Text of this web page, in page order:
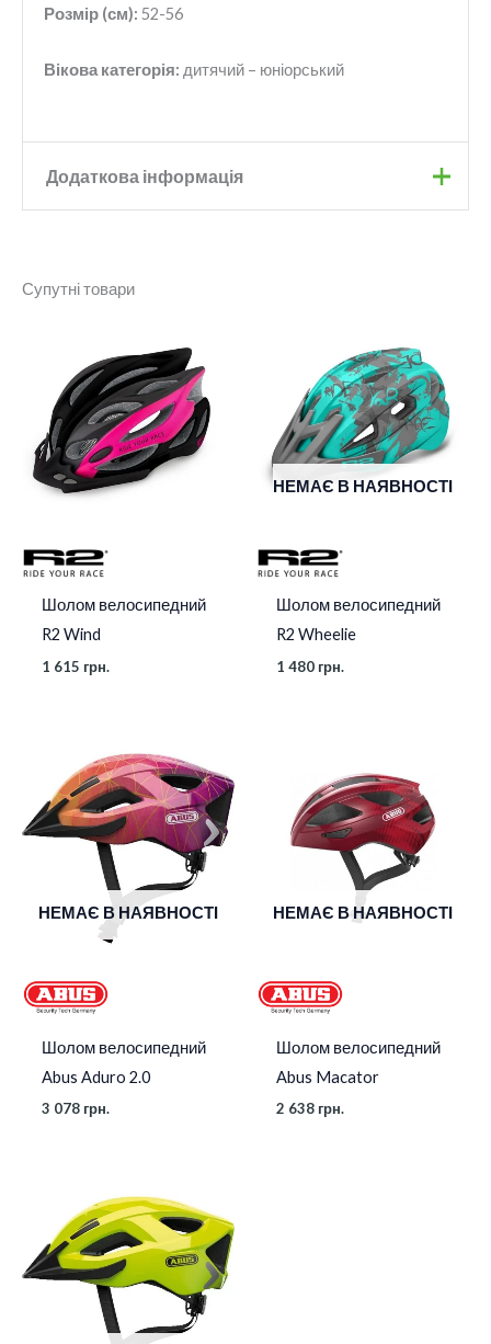
Розмір (см): 52-56
Вікова категорія: дитячий – юніорський
Додаткова інформація
Колір
Супутні товари
Шолом велосипедний
R2 Wind
1 615 грн.
НЕМАЄ В НАЯВНОСТІ
Шолом велосипедний
R2 Wheelie
1 480 грн.
НЕМАЄ В НАЯВНОСТІ
Шолом велосипедний
Abus Aduro 2.0
3 078 грн.
НЕМАЄ В НАЯВНОСТІ
Шолом велосипедний
Abus Macator
2 638 грн.
цін:
від
2
378 грн.
до
3
078 грн.